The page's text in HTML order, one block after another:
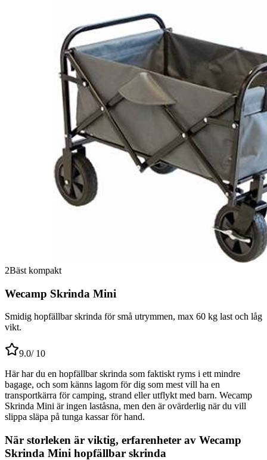
2Bäst kompakt
Wecamp Skrinda Mini
Smidig hopfällbar skrinda för små utrymmen, max 60 kg last och låg
vikt.
9.0/ 10
Här har du en hopfällbar skrinda som faktiskt ryms i ett mindre
bagage, och som känns lagom för dig som mest vill ha en
transportkärra för camping, strand eller utflykt med barn. Wecamp
Skrinda Mini är ingen laståsna, men den är ovärderlig när du vill
slippa släpa på tunga kassar för hand.
När storleken är viktig, erfarenheter av Wecamp
Skrinda Mini hopfällbar skrinda